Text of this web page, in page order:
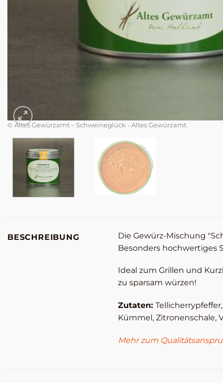
© Altes Gewürzamt – Schweineglück - Altes Gewürzamt
BESCHREIBUNG
Die Gewürz-Mischung
Besonders hochwertiges
Ideal zum Grillen und
zu sparsam würzen!
Zutaten:
Kümmel, Zitronenschale,
Mehr zum